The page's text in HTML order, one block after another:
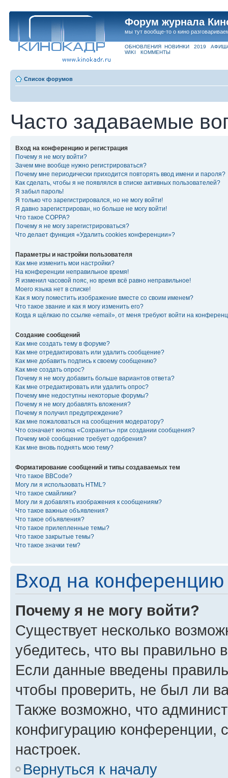
Форум журнала
мы тут вообще-то о кино
ОБНОВЛЕНИЯ НОВИНКИ 2019
WIKI
КОММЕНТЫ
Список форумов
Часто задаваемые
Вход на конференцию и регистрация
Почему я не могу войти?
Зачем мне вообще нужно регистрироваться?
Почему мне периодически приходится повторять ввод имени и пароля?
Как сделать, чтобы я не появлялся в списке активных пользователей?
Я забыл пароль!
Я только что зарегистрировался, но не могу войти!
Я давно зарегистрирован, но больше не могу войти!
Что такое COPPA?
Почему я не могу зарегистрироваться?
Что делает функция «Удалить cookies конференции»?
Параметры и настройки пользователя
Как мне изменить мои настройки?
На конференции неправильное время!
Я изменил часовой пояс, но время всё равно неправильное!
Моего языка нет в списке!
Как я могу поместить изображение вместе со своим именем?
Что такое звание и как я могу изменить его?
Когда я щёлкаю по ссылке «email», от меня требуют войти на
Создание сообщений
Как мне создать тему в форуме?
Как мне отредактировать или удалить сообщение?
Как мне добавить подпись к своему сообщению?
Как мне создать опрос?
Почему я не могу добавить больше вариантов ответа?
Как мне отредактировать или удалить опрос?
Почему мне недоступны некоторые форумы?
Почему я не могу добавлять вложения?
Почему я получил предупреждение?
Как мне пожаловаться на сообщения модератору?
Что означает кнопка «Сохранить» при создании сообщения?
Почему моё сообщение требует одобрения?
Как мне вновь поднять мою тему?
Форматирование сообщений и типы создаваемых тем
Что такое BBCode?
Могу ли я использовать HTML?
Что такое смайлики?
Могу ли я добавлять изображения к сообщениям?
Что такое важные объявления?
Что такое объявления?
Что такое прилепленные темы?
Что такое закрытые темы?
Что такое значки тем?
Вход на конференцию
Почему я не могу войти?
Существует несколько
убедитесь, что вы правильно
Если данные введены
чтобы проверить, не был ли
Также возможно, что
конфигурацию конференции,
настроек.
Вернуться к началу